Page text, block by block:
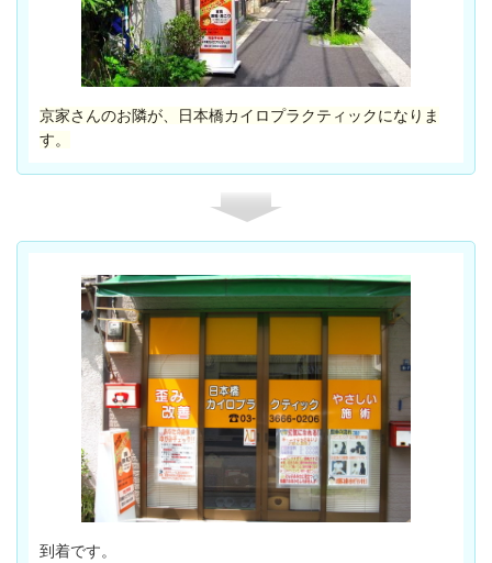
京家さんのお隣が、日本橋カイロプラクティックになりま
す。
到着です。